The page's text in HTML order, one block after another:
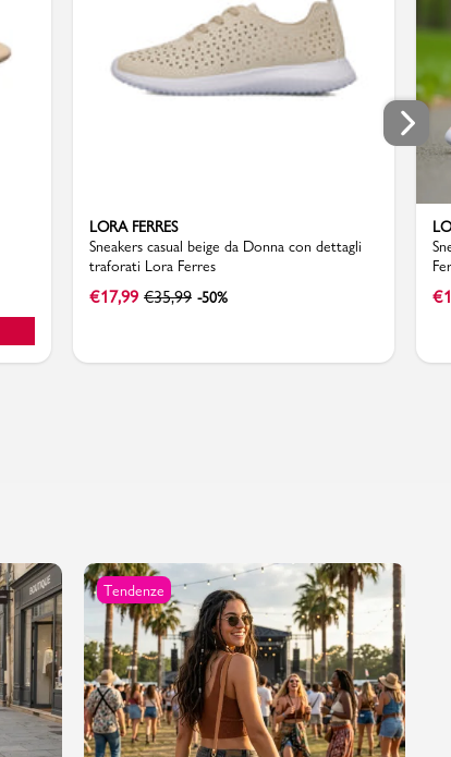
LORA FERRES
Sneakers casual beige da Donna con dettagli
traforati Lora Ferres
€17,99 €35,99 -50% €
Tendenze